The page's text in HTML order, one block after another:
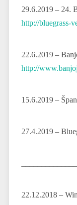
29.6.2019 – 24.
http://bluegrass-
22.6.2019 –
http://
15.6.2019 –
27.4.2019 –
22.12.2018 –